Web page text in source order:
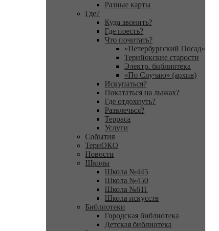
Разные карты
Где?
Куда звонить?
Где поесть?
Что почитать?
«Петербургский Посад»
Терийокские старости
Электр. библиотека
«По Случаю» (архив)
Искупаться?
Покататься на лыжах?
Где отдохнуть?
Развлечься?
Терраса
Услуги
События
ТериОКО
Новости
Школы
Школа №445
Школа №450
Школа №611
Школа искусств
Библиотеки
Городская библиотека
Детская библиотека